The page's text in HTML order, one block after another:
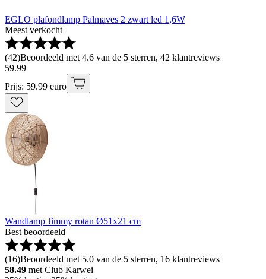
EGLO plafondlamp Palmaves 2 zwart led 1,6W
Meest verkocht
(42)Beoordeeld met 4.6 van de 5 sterren, 42 klantreviews
59.99
Prijs: 59.99 euro
Wandlamp Jimmy rotan Ø51x21 cm
Best beoordeeld
(16)Beoordeeld met 5.0 van de 5 sterren, 16 klantreviews
58.49 met Club Karwei